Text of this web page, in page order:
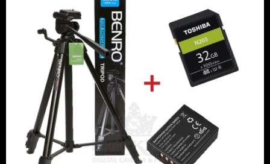
Marumi
Samyang/Rokinon
Meike
Youngno
Zhiyun
Benro
Eureka
Beike